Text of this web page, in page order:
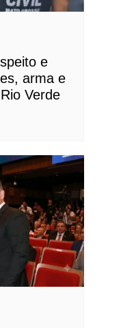
e
arma e
Verde